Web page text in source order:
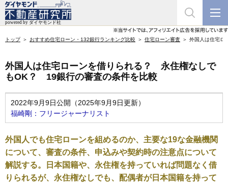
トップ おすすめ住宅ローン・132銀行ランキング比較 住宅ローン審査 外国人は住宅ロ
外国人は住宅ローンを借りられる？ 永住権なしで
もOK？ 19銀行の審査の条件を比較
2022年9月9日公開（2025年9月9日更新）
福崎剛：フリージャーナリスト
外国人でも住宅ローンを組めるのか、主要な19な金融機関
について、審査の条件、申込みや契約時の注意点について
解説する。日本国籍や、永住権を持っていれば問題なく借
りられるが、永住権なしでも、配偶者が日本国籍を持って